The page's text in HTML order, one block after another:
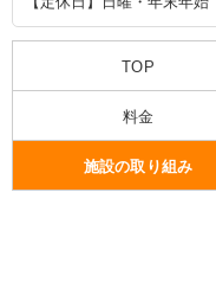
TOP
料金
施設の取り組み